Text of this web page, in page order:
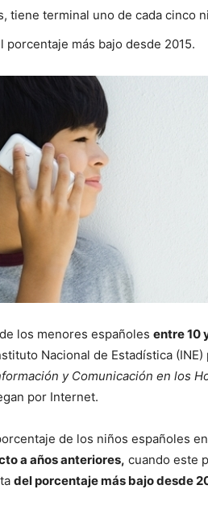
tiene terminal uno de cada cinco
porcentaje más bajo desde 2015.
los menores españoles entre 10
Nacional de Estadística (INE)
y Comunicación en los
por Internet.
de los niños españoles
a años anteriores, cuando este
del porcentaje más bajo desde